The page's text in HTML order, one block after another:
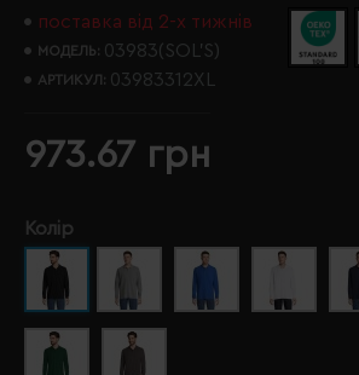
поставка від 2-х тижнів
МОДЕЛЬ: 03983(SOL’S)
АРТИКУЛ: 03983312XL
973.67 грн
Колір